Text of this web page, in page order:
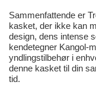
Sammenfattende er
kasket, der ikke kan
design, dens intense
kendetegner Kangol-
yndlingstilbehør i
denne kasket til din
tid.